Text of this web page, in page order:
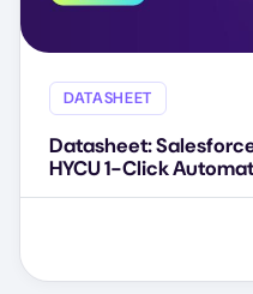
DATASHEET
Datasheet:
HYCU 1-Click